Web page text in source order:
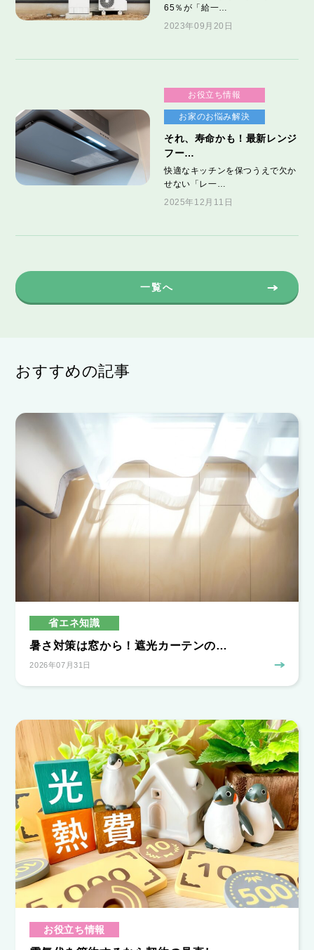
65％が「給一…
2023年09月20日
お役立ち情報
お家のお悩み解決
それ、寿命かも！最新レンジ
フー…
快適なキッチンを保つうえで欠か
せない「レ一…
2025年12月11日
一覧へ
おすすめの記事
省エネ知識
暑さ対策は窓から！遮光カーテンの…
2026年07月31日
お役立ち情報